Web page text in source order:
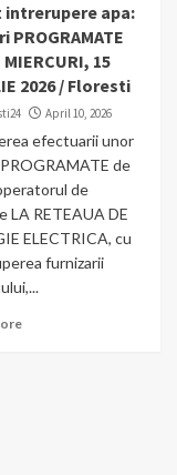
intrerupere apa:
PROGRAMATE
MIERCURI, 15
2026 / Floresti
April 10, 2026
efectuarii unor
de
de
LA RETEAUA DE
ELECTRICA, cu
furnizarii